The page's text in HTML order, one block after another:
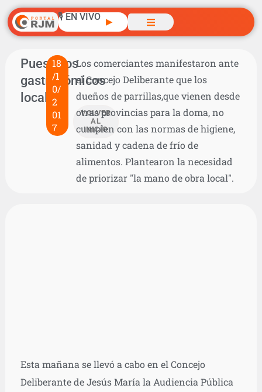
🎙️ EN VIVO ▶
Puesteros
gastronómicos
locales
18
/1
0/
2
01
7
VOLVER
AL
INICIO
Los comerciantes manifestaron ante
el Concejo Deliberante que los
dueños de parrillas,que vienen desde
otras provincias para la doma, no
cumplen con las normas de higiene,
sanidad y cadena de frío de
alimentos. Plantearon la necesidad
de priorizar "la mano de obra local".
Esta mañana se llevó a cabo en el Concejo
Deliberante de Jesús María la Audiencia Pública